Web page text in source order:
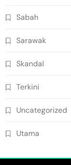
Sabah
Sarawak
Skandal
Terkini
Uncategorized
Utama